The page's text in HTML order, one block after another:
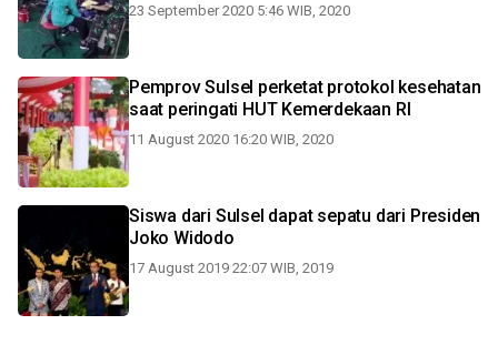
23 September 2020 5:46 WIB, 2020
Pemprov Sulsel perketat protokol kesehatan
saat peringati HUT Kemerdekaan RI
11 August 2020 16:20 WIB, 2020
Siswa dari Sulsel dapat sepatu dari Presiden
Joko Widodo
17 August 2019 22:07 WIB, 2019